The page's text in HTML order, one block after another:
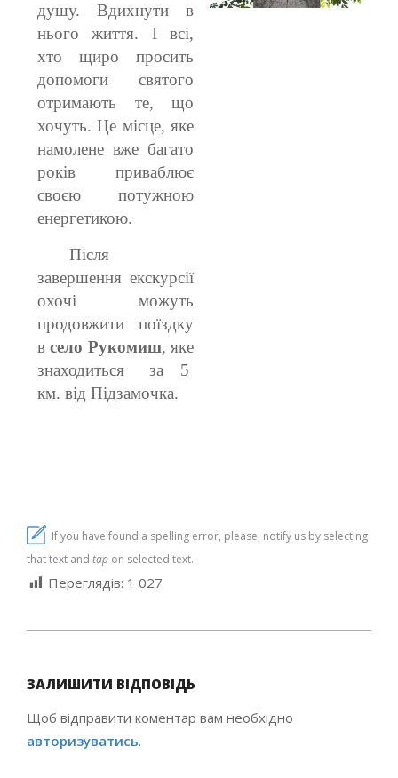
душу. Вдихнути в
нього життя. І всі,
хто щиро просить
допомоги святого
отримають те, що
хочуть. Це місце, яке
намолене вже багато
років приваблює
своєю потужною
енергетикою.
Після
завершення екскурсії
охочі можуть
продовжити поїздку
всело Рукомиш, яке
знаходиться за 5
км. від Підзамочка.
If you have found a spelling error, please, notify us by selecting
that text and tap on selected text.
Переглядів: 1 027
17
ЗАЛИШИТИ ВІДПОВІДЬ
Щоб відправити коментар вам необхідно
авторизуватись.